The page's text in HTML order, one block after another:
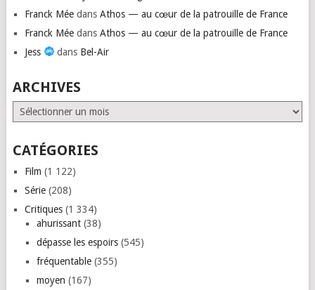
Franck Méedans Athos — au cœur de la patrouille de France
Franck Méedans Athos — au cœur de la patrouille de France
Jess
dans Bel-Air
ARCHIVES
Archives
CATÉGORIES
Film (1 122)
Série(208)
Critiques(1 334)
ahurissant(38)
dépasse les espoirs(545)
fréquentable(355)
moyen (167)